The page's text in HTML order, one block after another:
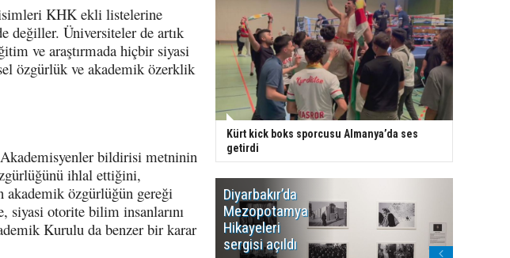
KHK ekli listelerine
değiller. Üniversiteler de artık
ve araştırmada hiçbir siyasi
özgürlük ve akademik özerklik
Akademisyenler bildirisi metninin
ihlal ettiğini,
akademik özgürlüğün gereği
siyasi otorite bilim insanlarını
Kurulu da benzer bir karar
Kürt kick boks sporcusu Almanya’da ses
getirdi
Diyarbakır’da
Mezopotamya
Hikayeleri
sergisi açıldı